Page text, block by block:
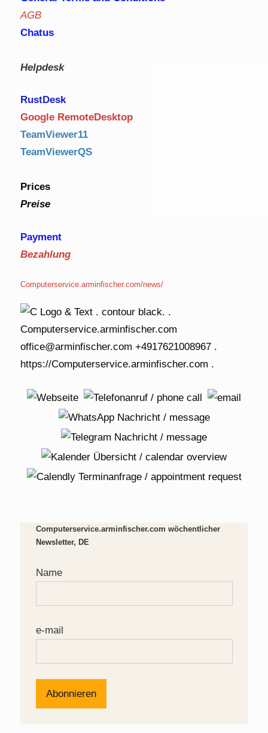
AGB
Chatus
Helpdesk
RustDesk
Google RemoteDesktop
TeamViewer11
TeamViewerQS
Prices
Preise
Payment
Bezahlung
Computerservice.arminfischer.com/news/
Computerservice.arminfischer.com wöchentlicher
Newsletter, DE
Name
e-mail